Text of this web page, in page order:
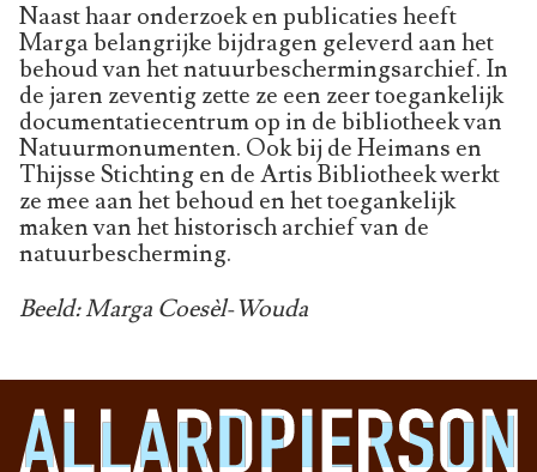
Naast haar onderzoek en publicaties heeft
Marga belangrijke bijdragen geleverd aan het
behoud van het natuurbeschermingsarchief. In
de jaren zeventig zette ze een zeer toegankelijk
documentatiecentrum op in de bibliotheek van
Natuurmonumenten. Ook bij de Heimans en
Thijsse Stichting en de Artis Bibliotheek werkt
ze mee aan het behoud en het toegankelijk
maken van het historisch archief van de
natuurbescherming.
Beeld: Marga Coesèl-Wouda